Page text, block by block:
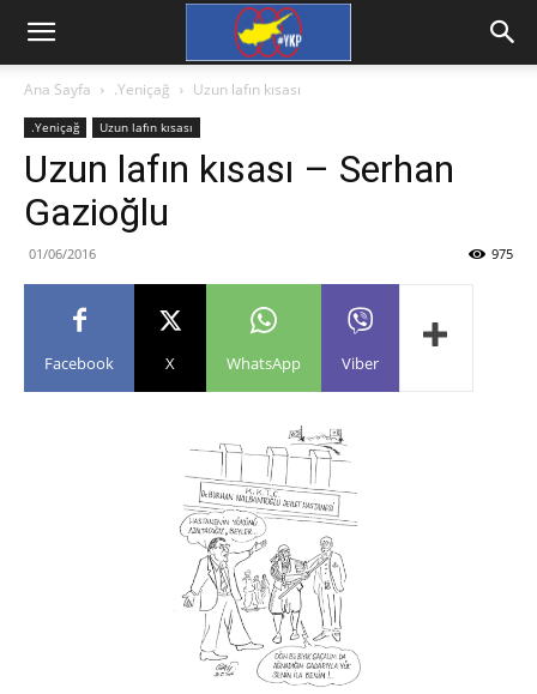
Ana Sayfa .Yeniçağ Uzun lafın kısası
.Yeniçağ Uzun lafın kısası
Uzun lafın kısası – Serhan
Gazioğlu
01/06/2016 975
Facebook X WhatsApp Viber